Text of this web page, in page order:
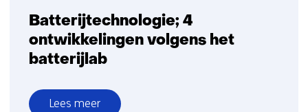
Batterijtechnologie; 4
ontwikkelingen volgens het
batterijlab
Lees meer